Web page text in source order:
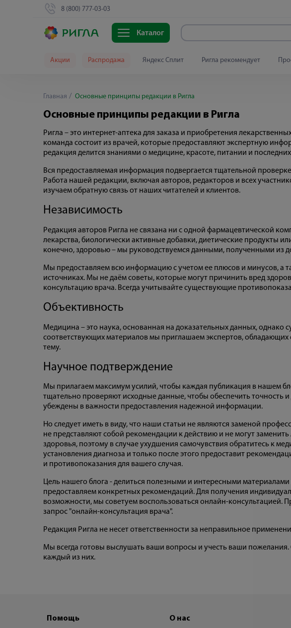
8 (800) 777-03-03
Каталог
Акции Распродажа Яндекс Сплит Ригла рекомендует
Главная Основные принципы редакции в Ригла
Основные принципы редакции в Ригла
Ригла – это интернет-аптека для заказа и приобретения
команда состоит из врачей, которые предоставляют экспертную
редакция делится знаниями о медицине, красоте, питании и
Вся предоставляемая информация подвергается тщательной
Работа нашей редакции, включая авторов, редакторов и всех
изучаем обратную связь от наших читателей и клиентов.
Независимость
Редакция авторов Ригла не связана ни с одной фармацевтической
лекарства, биологически активные добавки, диетические продукты
конечно, здоровью – мы руководствуемся данными, полученными из
Мы предоставляем всю информацию с учетом ее плюсов и минусов, а
источниках. Мы не даём советы, которые могут причинить вред
консультацию врача. Всегда учитывайте существующие
Объективность
Медицина – это наука, основанная на доказательных данных,
соответствующих материалов мы приглашаем экспертов,
тему.
Научное подтверждение
Мы прилагаем максимум усилий, чтобы каждая публикация в нашем
тщательно проверяют исходные данные, чтобы обеспечить
убеждены в важности предоставления надежной информации.
Но следует иметь в виду, что наши статьи не являются заменой
не представляют собой рекомендации к действию и не могут
здоровья, поэтому в случае ухудшения самочувствия обратитесь к
установления диагноза и только после этого предоставит
и противопоказания для вашего случая.
Цель нашего блога - делиться полезными и интересными
предоставляем конкретных рекомендаций. Для получения
возможности, мы советуем воспользоваться онлайн-консультацией.
запрос "онлайн-консультация врача".
Редакция Ригла не несет ответственности за неправильное
Мы всегда готовы выслушать ваши вопросы и учесть ваши
каждый из них.
Помощь
О нас